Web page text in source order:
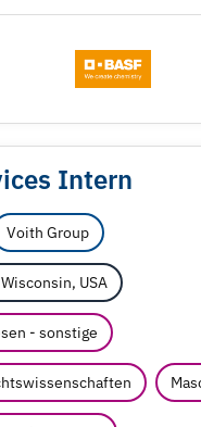
Intern
Voith Group
USA
- sonstige